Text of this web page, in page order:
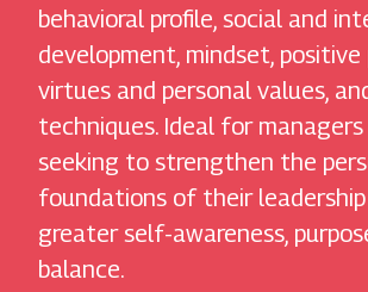
behavioral profile, social and
development, mindset, positive
virtues and personal values,
techniques. Ideal for
seeking to strengthen the
foundations of their
greater self-awareness,
balance.